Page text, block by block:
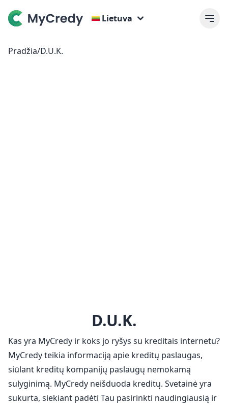
Lietuva
Pradžia/D.U.K.
D.U.K.
Kas yra MyCredy ir koks jo ryšys su kreditais internetu?
MyCredy teikia informaciją apie kreditų paslaugas,
siūlant kreditų kompanijų paslaugų nemokamą
sulyginimą. MyCredy neišduoda kreditų. Svetainė yra
sukurta, siekiant padėti Tau pasirinkti naudingiausią ir